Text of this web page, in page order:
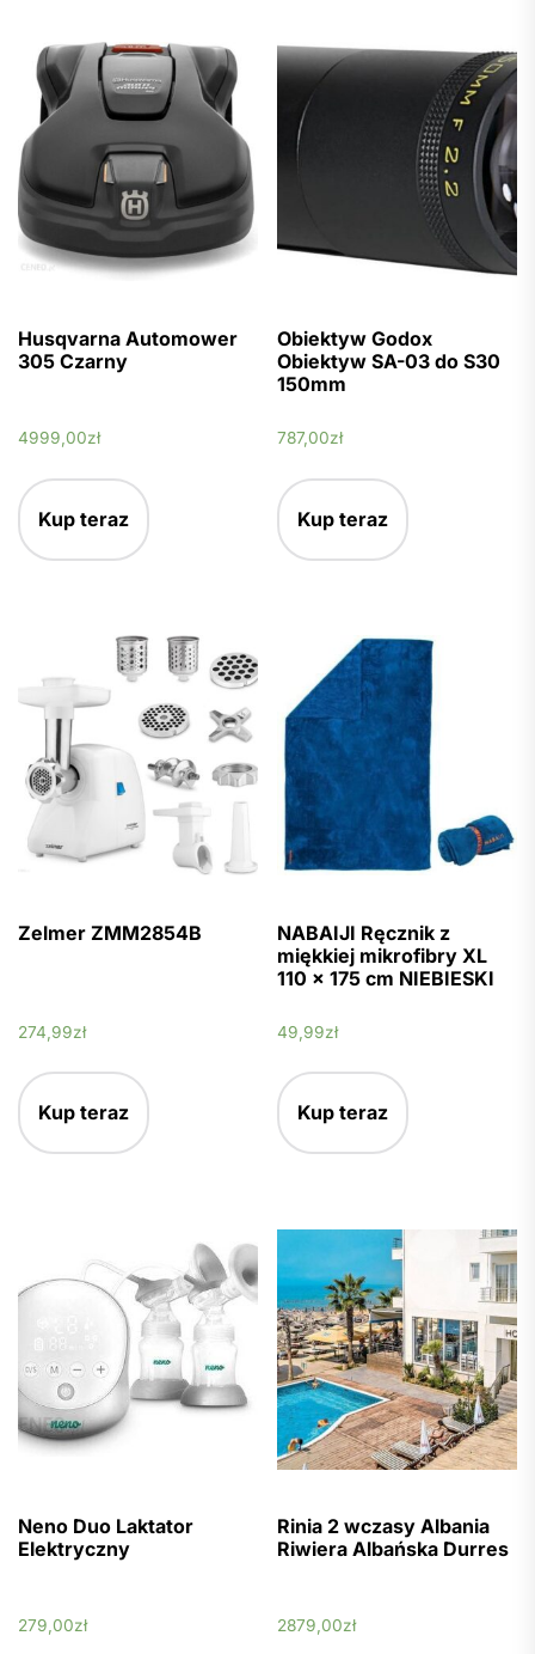
Husqvarna Automower
305 Czarny
4999,00zł
Kup teraz
Obiektyw Godox
Obiektyw SA-03 do S30
150mm
787,00zł
Kup teraz
Zelmer ZMM2854B
274,99zł
Kup teraz
NABAIJI Ręcznik z
miękkiej mikrofibry XL
110 x 175 cm NIEBIESKI
49,99zł
Kup teraz
Neno Duo Laktator
Elektryczny
279,00zł
Rinia 2 wczasy Albania
Riwiera Albańska Durres
2879,00zł